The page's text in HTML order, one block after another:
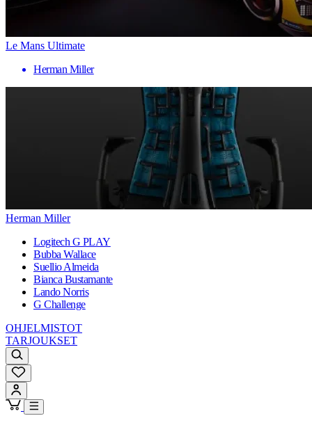
Le Mans Ultimate
Herman Miller
Herman Miller
Logitech G PLAY
Bubba Wallace
Suellio Almeida
Bianca Bustamante
Lando Norris
G Challenge
OHJELMISTOT
TARJOUKSET